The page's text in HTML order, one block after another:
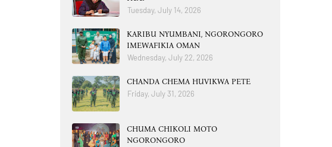
Tuesday, July 14, 2026
KARIBU NYUMBANI, NGORONGORO
IMEWAFIKIA OMAN
Wednesday, July 22, 2026
CHANDA CHEMA HUVIKWA PETE
Friday, July 31, 2026
CHUMA CHIKOLI MOTO
NGORONGORO